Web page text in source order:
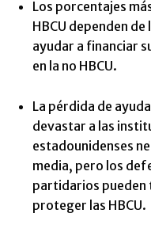
Los porcentajes
HBCU dependen
ayudar a financiar
en la no HBCU.
La pérdida de
devastar a las
estadounidenses
media, pero los
partidarios pueden
proteger las HBCU.